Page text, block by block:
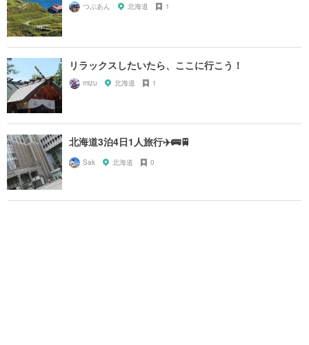
つぶあん 北海道 1
リラックスしたいたら、ここに行こう！
mizu 北海道 1
北海道3泊4日1人旅行✈️🚌🚆
Sak 北海道 0